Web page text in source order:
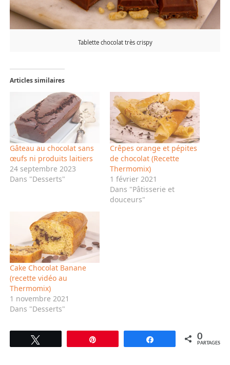
Tablette chocolat très crispy
Articles similaires
Gâteau au chocolat sans
œufs ni produits laitiers
24 septembre 2023
Dans "Desserts"
Crêpes orange et pépites
de chocolat (Recette
Thermomix)
1 février 2021
Dans "Pâtisserie et
douceurs"
Cake Chocolat Banane
(recette vidéo au
Thermomix)
1 novembre 2021
Dans "Desserts"
Partagez 0
PARTAGES